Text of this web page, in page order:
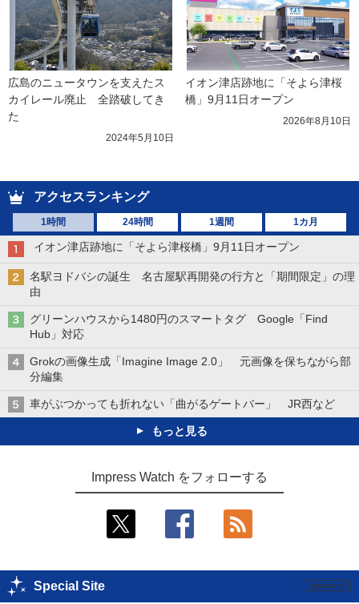
広島のニュータウンを支えたス
カイレール廃止　全踏破してき
た
2024年5月10日
イオン津店跡地に「そよら津桜
橋」9月11日オープン
2026年8月10日
アクセスランキング
1時間 24時間 1週間 1カ月
イオン津店跡地に「そよら津桜橋」9月11日オープン
名駅ヨドバシの誕生 名古屋駅再開発の行方と「期間限定」の理
由
グリーンハウスから1480円のスマートタグ Google「Find
Hub」対応
Grokの画像生成「Imagine Image 2.0」 元画像を保ちながら部
分編集
車がぶつかっても折れない「曲がるゲートバー」 JR西など
もっと見る
Impress Watch をフォローする
Special Site